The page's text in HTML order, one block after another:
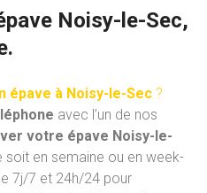
Noisy-le-Sec,
épave à Noisy-le-Sec ?
avec l’un de nos
votre épave Noisy-le-
soit en semaine ou en week-
7j/7 et 24h/24 pour